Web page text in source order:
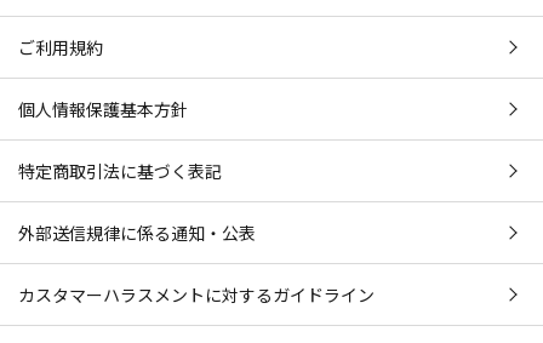
ご利用規約
個人情報保護基本方針
特定商取引法に基づく表記
外部送信規律に係る通知・公表
カスタマーハラスメントに対するガイドライン